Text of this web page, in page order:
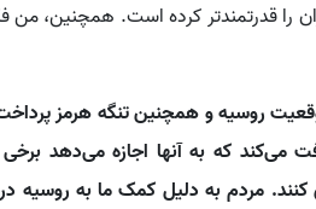
را قدرتمندتر کرده است. همچنین،
روسیه و همچنین تنگه هرمز
می‌کند که به آنها اجازه می‌دهد
مردم به دلیل کمک ما به روسیه